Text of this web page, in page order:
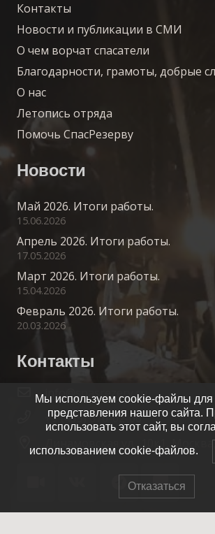
Контакты
Новости и публикации в СМИ
О чем ворчат спасатели
Благодарности, грамоты, добрые
О нас
Летопись отряда
Помочь СпасРезерву
Новости
Май 2026. Итоги работы.
15.06.2026
Апрель 2026. Итоги работы.
17.05.2026
Март 2026. Итоги работы.
15.04.2026
Февраль 2026. Итоги работы.
20.03.2026
Контакты
info@spasrezerv.ru
+7 (495) 676-02-06
Динамовская ул., 10к1,
Мы используем cookie-файлы для
представления нашего сайта.
использовать этот сайт, вы
использованием cookie-файлов.
Отказаться